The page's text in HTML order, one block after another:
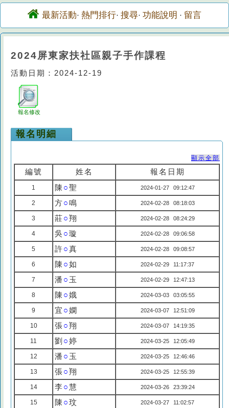
最新活動· 熱門排行· 搜尋· 功能說明 · 留言
2024屏東家扶社區親子手作課程
活動日期：2024-12-19
報名修改
報名明細
顯示全部
編號 姓名 報名日期
1 陳 ○聖 2024-01-27 09:12:47
2 方○鳴 2024-02-28 08:18:03
3 莊○翔 2024-02-28 08:24:29
4 吳 ○璇 2024-02-28 09:06:58
5 許○真 2024-02-28 09:08:57
6 陳 ○如 2024-02-29 11:17:37
7 潘 ○ 玉 2024-02-29 12:47:13
8 陳 ○娥 2024-03-03 03:05:55
9 宜 ○嫻 2024-03-07 12:51:09
10 張○翔 2024-03-07 14:19:35
11 劉 ○婷 2024-03-25 12:05:49
12 潘 ○ 玉 2024-03-25 12:46:46
13 張○翔 2024-03-25 12:55:39
14 李○慧 2024-03-26 23:39:24
15 陳 ○玟 2024-03-27 11:02:57